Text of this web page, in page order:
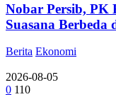
Nobar Persib,
Suasana Berbeda
Berita Ekonomi
2026-08-05
0 110